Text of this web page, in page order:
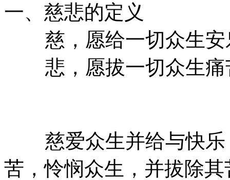
一、慈悲的定义
慈，愿给一切众生安
悲，愿拔一切众生痛
慈爱众生并给与快乐
苦，怜悯众生，并拔除